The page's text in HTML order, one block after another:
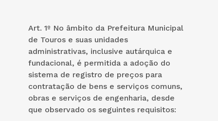
Art. 1º No âmbito da Prefeitura Municipal
de Touros e suas unidades
administrativas, inclusive autárquica e
fundacional, é permitida a adoção do
sistema de registro de preços para
contratação de bens e serviços comuns,
obras e serviços de engenharia, desde
que observado os seguintes requisitos: